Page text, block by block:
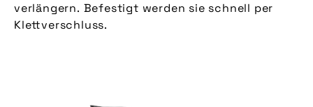
verlängern. Befestigt werden sie schnell per
Klettverschluss.